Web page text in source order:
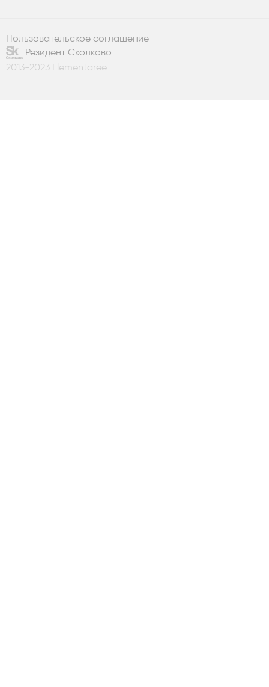
Пользовательское соглашение
Резидент Сколково
2013-2023 Elementaree